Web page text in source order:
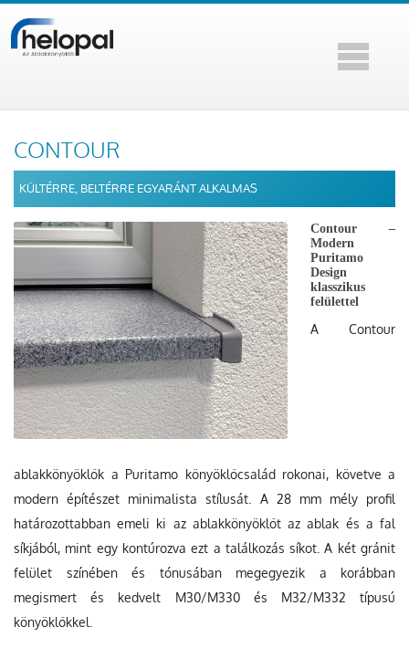
CONTOUR
KÜLTÉRRE, BELTÉRRE EGYARÁNT ALKALMAS
Contour –
Modern
Puritamo
Design
klasszikus
felülettel
A Contour
ablakkönyöklők a Puritamo könyöklőcsalád rokonai, követve a
modern építészet minimalista stílusát. A 28 mm mély profil
határozottabban emeli ki az ablakkönyöklőt az ablak és a fal
síkjából, mint egy kontúrozva ezt a találkozás síkot. A két gránit
felület színében és tónusában megegyezik a korábban
megismert és kedvelt M30/M330 és M32/M332 típusú
könyöklőkkel.